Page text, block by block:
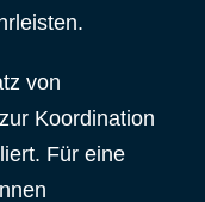
von
Koordination
Für eine